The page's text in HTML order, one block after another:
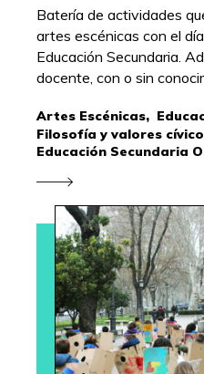
Batería de actividades
artes escénicas con el
Educación Secundaria.
docente, con o sin
Artes Escénicas,
Filosofía y valores
Educación Secundaria